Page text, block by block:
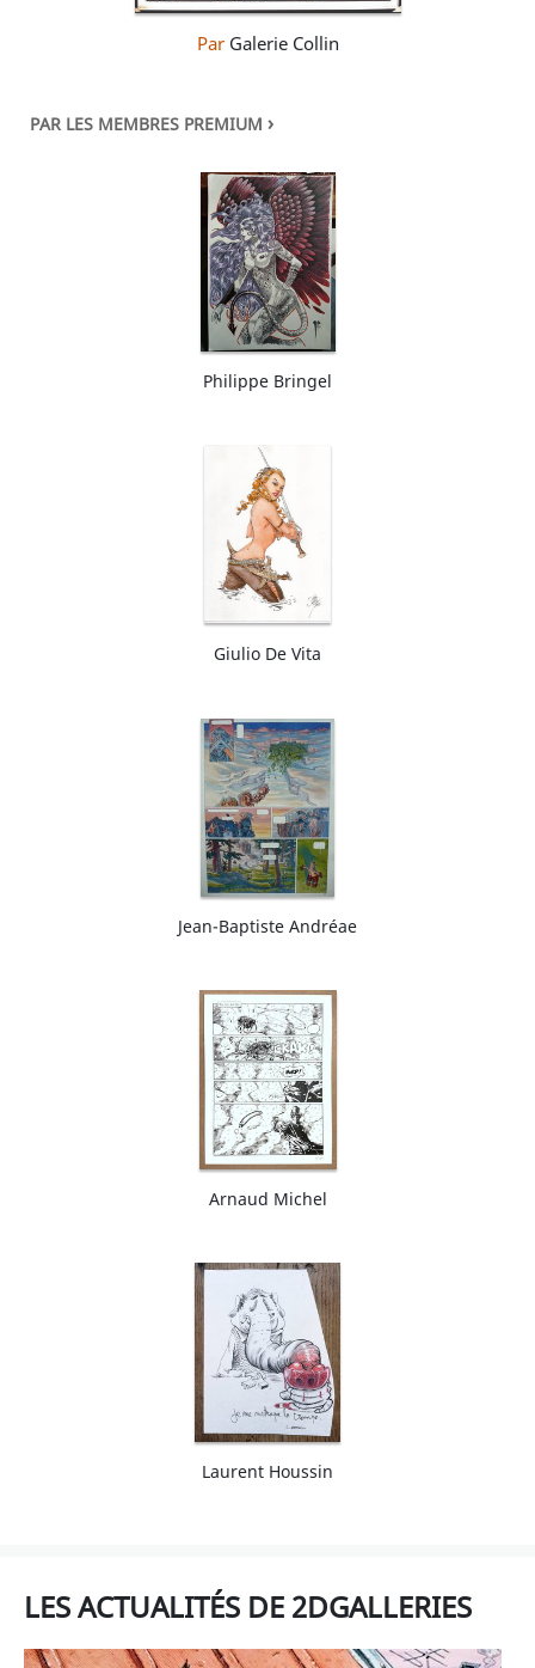
Par Galerie Collin
PAR LES MEMBRES PREMIUM ›
Philippe Bringel
Giulio De Vita
Jean-Baptiste Andréae
Arnaud Michel
Laurent Houssin
LES ACTUALITÉS DE 2DGALLERIES